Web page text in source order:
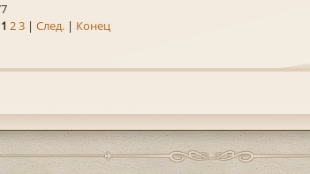
1 23| След.| Конец